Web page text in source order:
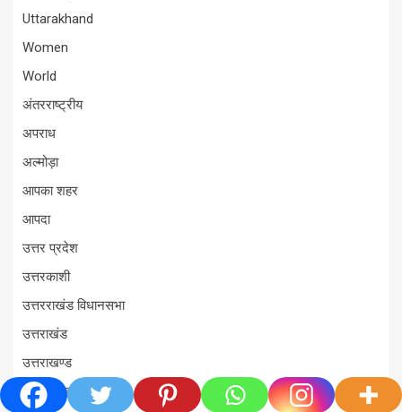
Uttarakhand
Women
World
अंतरराष्ट्रीय
अपराध
अल्मोड़ा
आपका शहर
आपदा
उत्तर प्रदेश
उत्तरकाशी
उत्तरराखंड विधानसभा
उत्तराखंड
उत्तराखण्ड
ऊधम सिंह नगर